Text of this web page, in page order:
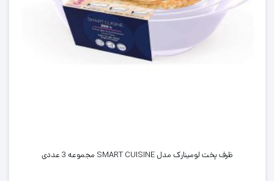
ظرف پخت لومینارک مدل SMART CUISINE مجموعه 3 عددی